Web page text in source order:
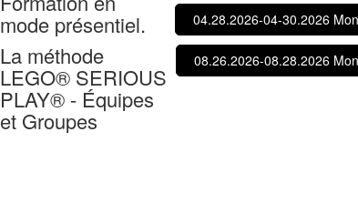
mode présentiel.
La méthode
LEGO® SERIOUS
PLAY® - Équipes
et Groupes
04.28.2026-04-30.2026
08.26.2026-08.28.2026